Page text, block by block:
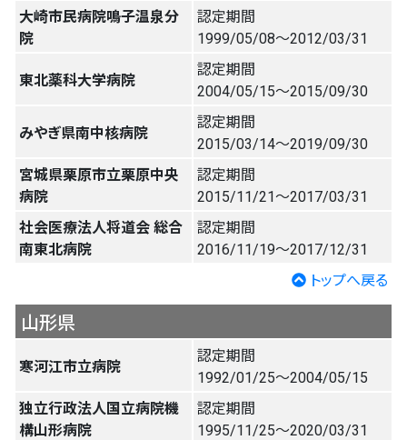
大崎市民病院鳴子温泉分
院
認定期間
1999/05/08〜2012/03/31
東北薬科大学病院
認定期間
2004/05/15〜2015/09/30
みやぎ県南中核病院
認定期間
2015/03/14〜2019/09/30
宮城県栗原市立栗原中央
病院
認定期間
2015/11/21〜2017/03/31
社会医療法人将道会 総合
南東北病院
認定期間
2016/11/19〜2017/12/31
トップへ戻る
山形県
寒河江市立病院
認定期間
1992/01/25〜2004/05/15
独立行政法人国立病院機
構山形病院
認定期間
1995/11/25〜2020/03/31